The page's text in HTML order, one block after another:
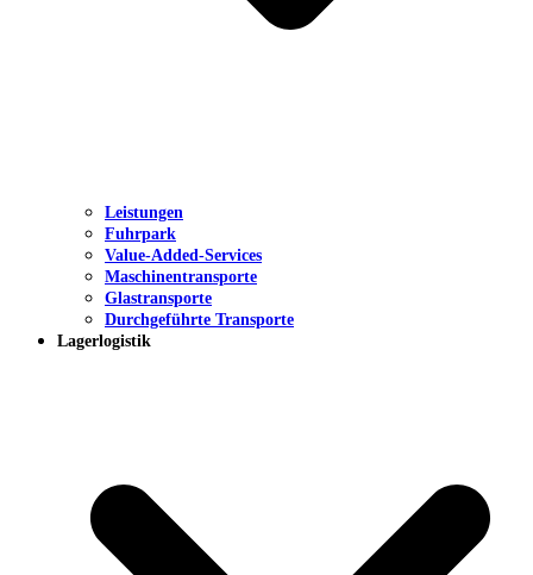
Leistungen
Fuhrpark
Value-Added-Services
Maschinentransporte
Glastransporte
Durchgeführte Transporte
Lagerlogistik